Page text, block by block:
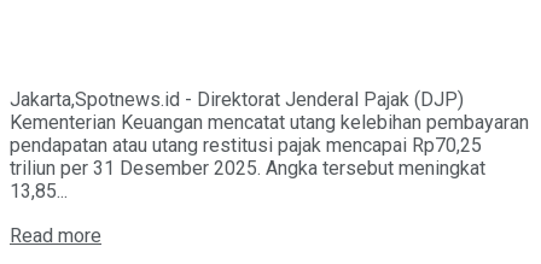
Jakarta,Spotnews.id - Direktorat Jenderal Pajak (DJP)
Kementerian Keuangan mencatat utang kelebihan pembayaran
pendapatan atau utang restitusi pajak mencapai Rp70,25
triliun per 31 Desember 2025. Angka tersebut meningkat
13,85...
Read more